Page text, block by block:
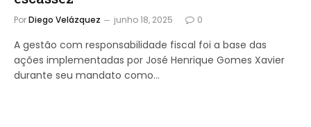
PorDiego Velázquez junho 18, 2025 0
A gestão com responsabilidade fiscal foi a base das
ações implementadas por José Henrique Gomes Xavier
durante seu mandato como…